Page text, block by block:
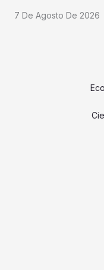
7 De Agosto De 2026